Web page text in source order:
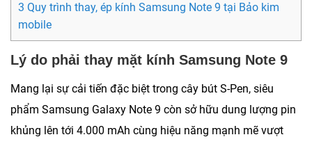
3 Quy trình thay, ép kính Samsung Note 9 tại Bảo kim
mobile
Lý do phải thay mặt kính Samsung Note 9
Mang lại sự cải tiến đặc biệt trong cây bút S-Pen, siêu
phẩm Samsung Galaxy Note 9 còn sở hữu dung lượng pin
khủng lên tới 4.000 mAh cùng hiệu năng mạnh mẽ vượt